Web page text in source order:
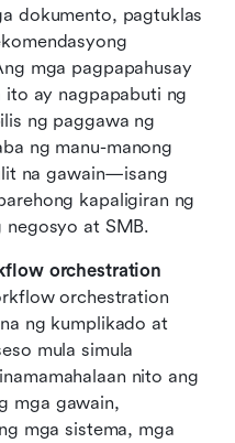
dokumento, pagtuklas
mga pagpapahusay
ito ay nagpapabuti ng
ng paggawa ng
ng manu-manong
na gawain—isang
kapaligiran ng
at SMB.
orchestration
orchestration
ng kumplikado at
mula simula
nito ang
mga gawain,
mga sistema, mga